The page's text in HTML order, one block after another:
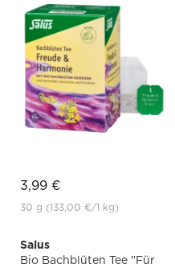
3,99 €
30 g (133,00 €/1 kg)
Salus
Bio Bachblüten Tee "Für